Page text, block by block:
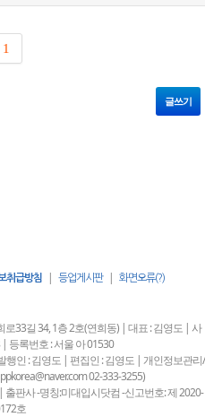
1
글쓰기
취급방침| 등업게시판| 화면오류(?)
33길 34, 1층 2호(연희동) | 대표 : 김영도 | 사
등록번호 : 서울 아 01530
행인 : 김영도 | 편집인 : 김영도 | 개인정보관리/
02-333-3255)
판사 -명칭:미대입시닷컴 -신고번호: 제 2020-
호